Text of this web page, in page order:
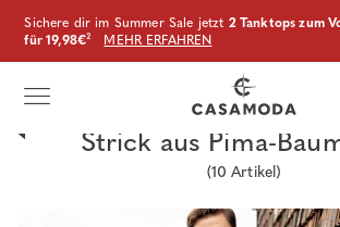
Sichere dir im Summer Sale jetzt 2 Tanktops zum
für 19,98€² MEHR ERFAHREN
Strick aus Pima-
(10 Artikel)